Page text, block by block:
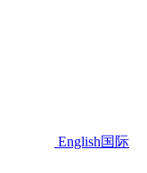
English国际